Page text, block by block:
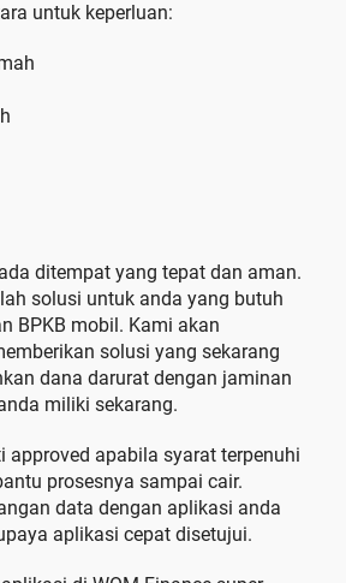
untuk keperluan:
ditempat yang tepat dan aman.
solusi untuk anda yang butuh
BPKB mobil. Kami akan
solusi yang sekarang
dana darurat dengan jaminan
miliki sekarang.
approved apabila syarat terpenuhi
prosesnya sampai cair.
data dengan aplikasi anda
aplikasi cepat disetujui.